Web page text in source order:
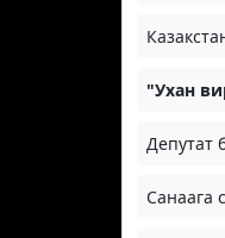
"Ухан
Депутат
Санаага